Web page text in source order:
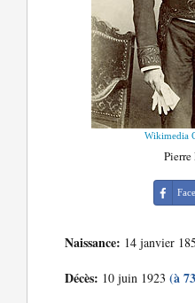
Wikimedia
Naissance: 14 janvier
Décès: 10 juin 1923(à